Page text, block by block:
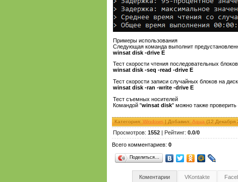
Примеры использования
Следующая команда выполнит
winsat disk -drive E
Тест скорости чтения последовательных
winsat disk -seq -read -drive E
Тест скорости записи случайных блоков на
winsat disk -ran -write -drive E
Тест съемных носителей
Командой "winsat disk" можно также
Категория: Windows | Добавил: Aqua (12 Декабря
Просмотров: 1552 | Рейтинг: 0.0/0
Всего комментариев: 0
Поделиться…
Коментарии VKontakte